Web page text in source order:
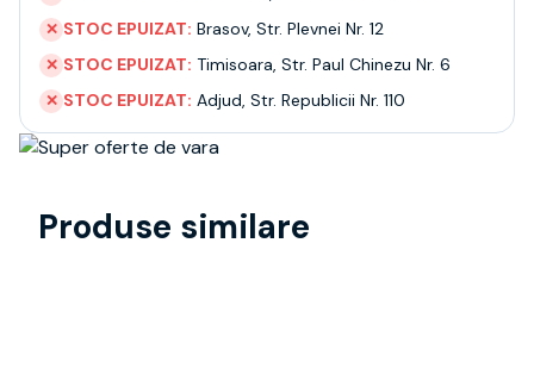
✕ STOC EPUIZAT: Brasov, Str. Plevnei Nr. 12
✕ STOC EPUIZAT: Timisoara, Str. Paul Chinezu Nr. 6
✕ STOC EPUIZAT: Adjud, Str. Republicii Nr. 110
Produse similare